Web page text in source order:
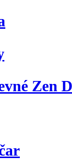
Zen